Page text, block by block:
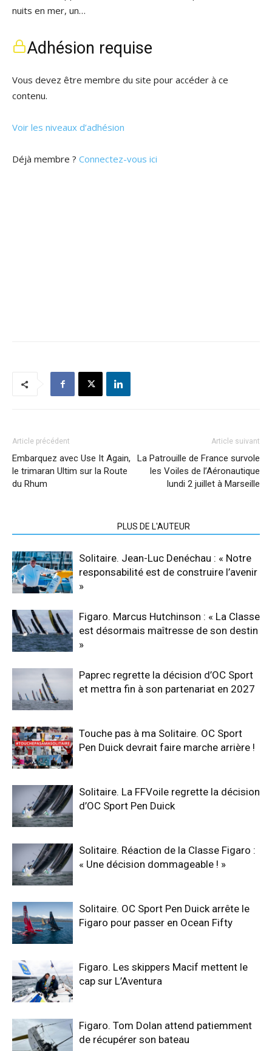
nuits en mer, un…
Adhésion requise
Vous devez être membre du site pour accéder à ce
contenu.
Voir les niveaux d’adhésion
Déjà membre ? Connectez-vous ici
Article précédent
Embarquez avec Use It Again,
le trimaran Ultim sur la Route
du Rhum
Article suivant
La Patrouille de France survole
les Voiles de l’Aéronautique
lundi 2 juillet à Marseille
PLUS DE L'AUTEUR
Solitaire. Jean-Luc Denéchau : « Notre
responsabilité est de construire l’avenir
»
Figaro. Marcus Hutchinson : « La Classe
est désormais maîtresse de son destin
»
Paprec regrette la décision d’OC Sport
et mettra fin à son partenariat en 2027
Touche pas à ma Solitaire. OC Sport
Pen Duick devrait faire marche arrière !
Solitaire. La FFVoile regrette la décision
d’OC Sport Pen Duick
Solitaire. Réaction de la Classe Figaro :
« Une décision dommageable ! »
Solitaire. OC Sport Pen Duick arrête le
Figaro pour passer en Ocean Fifty
Figaro. Les skippers Macif mettent le
cap sur L’Aventura
Figaro. Tom Dolan attend patiemment
de récupérer son bateau